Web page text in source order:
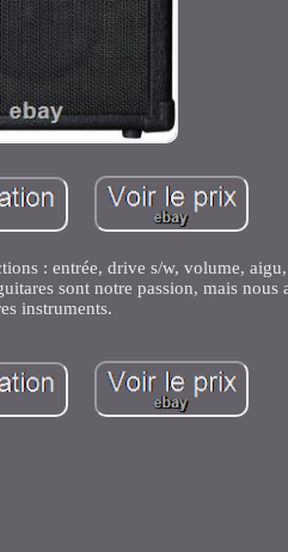
: entrée, drive s/w, volume, aigu,
sont notre passion, mais nous
instruments.